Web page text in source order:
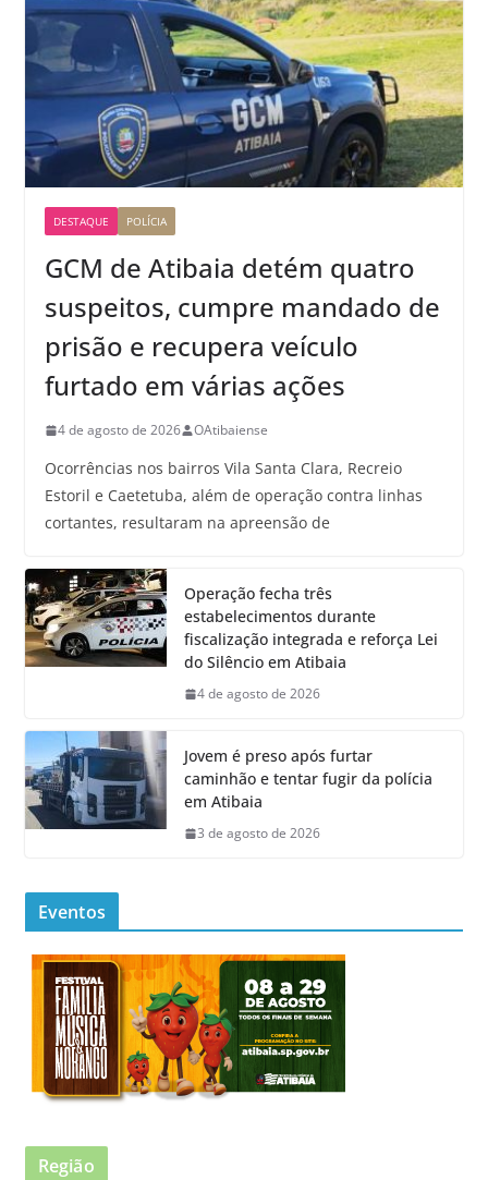
DESTAQUE POLÍCIA
GCM de Atibaia detém quatro
suspeitos, cumpre mandado de
prisão e recupera veículo
furtado em várias ações
4 de agosto de 2026 OAtibaiense
Ocorrências nos bairros Vila Santa Clara, Recreio
Estoril e Caetetuba, além de operação contra linhas
cortantes, resultaram na apreensão de
Operação fecha três
estabelecimentos durante
fiscalização integrada e reforça Lei
do Silêncio em Atibaia
4 de agosto de 2026
Jovem é preso após furtar
caminhão e tentar fugir da polícia
em Atibaia
3 de agosto de 2026
Eventos
Região